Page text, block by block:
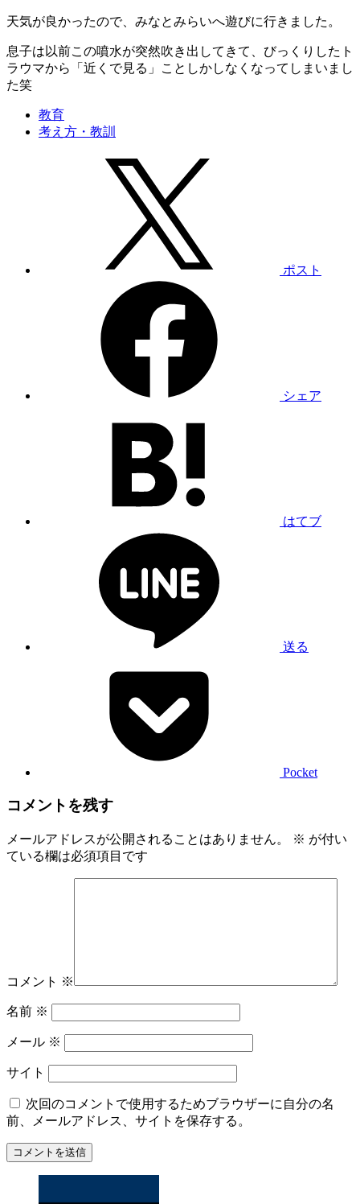
天気が良かったので、みなとみらいへ遊びに行きました。
息子は以前この噴水が突然吹き出してきて、びっくりしたト
ラウマから「近くで見る」ことしかしなくなってしまいまし
た笑
教育
考え方・教訓
ポスト
シェア
はてブ
送る
Pocket
コメントを残す
メールアドレスが公開されることはありません。 ※ が付い
ている欄は必須項目です
コメント ※
名前 ※
メール ※
サイト
次回のコメントで使用するためブラウザーに自分の名
前、メールアドレス、サイトを保存する。